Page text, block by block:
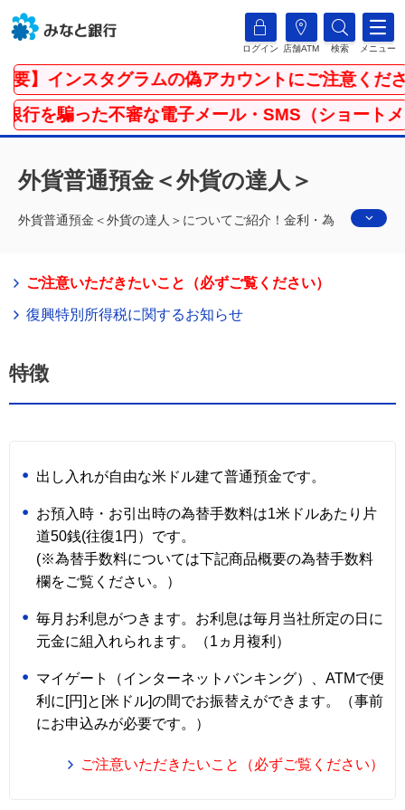
ログイン 店舗ATM 検索 メニュー
インスタグラムの偽アカウントにご注意ください
た不審な電子メール・SMS（ショートメッセー
外貨普通預金＜外貨の達人＞
外貨普通預金＜外貨の達人＞についてご紹介！金利・為
ご注意いただきたいこと（必ずご覧ください）
復興特別所得税に関するお知らせ
特徴
出し入れが自由な米ドル建て普通預金です。
お預入時・お引出時の為替手数料は1米ドルあたり片
道50銭(往復1円）です。
(※為替手数料については下記商品概要の為替手数料
欄をご覧ください。）
毎月お利息がつきます。お利息は毎月当社所定の日に
元金に組入れられます。（1ヵ月複利）
マイゲート（インターネットバンキング）、ATMで便
利に[円]と[米ドル]の間でお振替えができます。（事前
にお申込みが必要です。）
ご注意いただきたいこと（必ずご覧ください）